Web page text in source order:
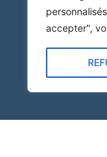
accepter",